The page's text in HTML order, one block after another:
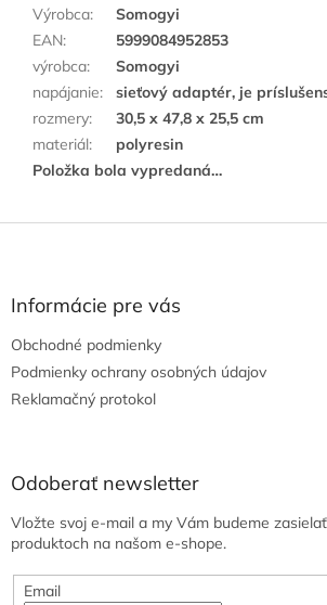
Výrobca:
Somogyi
EAN:
5999084952853
výrobca:
Somogyi
napájanie:
sieťový adaptér, je
rozmery:
30,5 x 47,8 x 25,5 cm
materiál:
polyresin
Položka bola vypredaná…
Informácie pre vás
Obchodné podmienky
Podmienky ochrany osobných údajov
Reklamačný protokol
Odoberať newsletter
Vložte svoj e-mail a my Vám budeme
produktoch na našom e-shope.
Email